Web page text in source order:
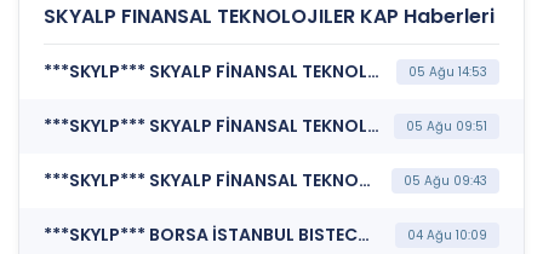
SKYALP FINANSAL TEKNOLOJILER KAP Haberleri
***SKYLP*** SKYALP FİNANSAL TEKNOLOJİLER VE DANIŞMANLIK A.Ş. (Kurumsal Yönetim Bilgi Formu (Güncelleme) - Yönetim Kurulu-2) 05 Ağu 14:53
***SKYLP*** SKYALP FİNANSAL TEKNOLOJİLER VE DANIŞMANLIK A.Ş. (Şirket Genel Bilgi Formu) 05 Ağu 09:51
***SKYLP*** SKYALP FİNANSAL TEKNOLOJİLER VE DANIŞMANLIK A.Ş. (Özel Durum Açıklaması (Genel)) 05 Ağu 09:43
***SKYLP*** BORSA İSTANBUL BISTECH DEVRE KESİCİ UYGULAMASI (Pay Bazında Devre Kesici Bildirimi) 04 Ağu 10:09